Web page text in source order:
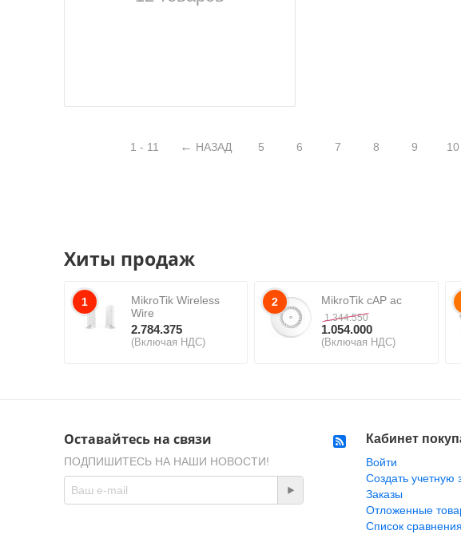
1 - 11 НАЗАД 5 6 7 8 9 10
Хиты продаж
1
MikroTik Wireless
Wire
2.784.375
(Включая НДС)
2 MikroTik cAP ac
1.344.550
1.054.000
(Включая НДС)
Оставайтесь на связи
ПОДПИШИТЕСЬ НА НАШИ НОВОСТИ!
Кабинет
Войти
Создать учетную
Заказы
Отложенные
Список сравнения